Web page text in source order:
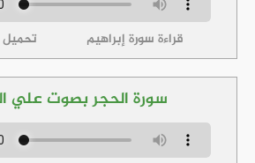
قراءة سورة إبراهيم تحميل
سورة الحجر بصوت علي